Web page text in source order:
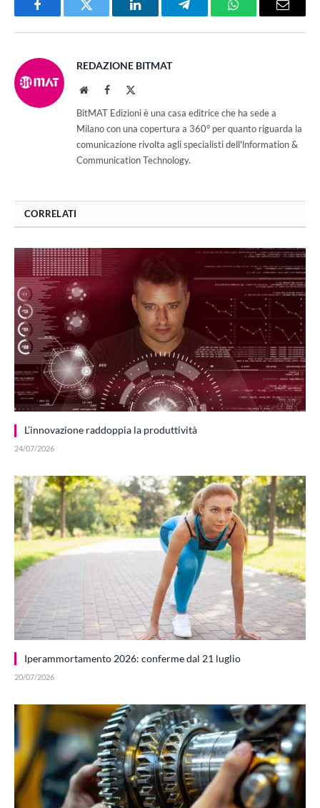
FacebookTwitter LinkedInTelegramWhatsAppEmail
REDAZIONE BITMAT
WebsiteFacebook
BitMAT Edizioni è una casa editrice che ha sede a
Milano con una copertura a 360° per quanto riguarda la
comunicazione rivolta agli specialisti dell'lnformation &
Communication Technology.
CORRELATI
L’innovazione raddoppia la produttività
24/07/2026
Iperammortamento 2026: conferme dal 21 luglio
20/07/2026